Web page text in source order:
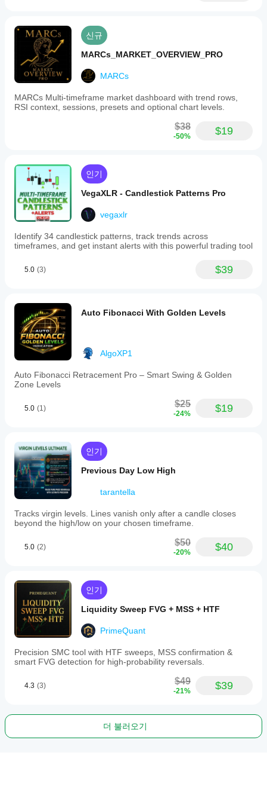
신규
MARCs_MARKET_OVERVIEW_PRO
MARCs
MARCs Multi-timeframe market dashboard with trend rows,
RSI context, sessions, presets and optional chart levels.
$38
-50% $19
인기
VegaXLR - Candlestick Patterns Pro
vegaxlr
Identify 34 candlestick patterns, track trends across
timeframes, and get instant alerts with this powerful trading tool
5.0 (3) $39
Auto Fibonacci With Golden Levels
AlgoXP1
Auto Fibonacci Retracement Pro – Smart Swing & Golden
Zone Levels
5.0 (1) $25
-24% $19
인기
Previous Day Low High
tarantella
Tracks virgin levels. Lines vanish only after a candle closes
beyond the high/low on your chosen timeframe.
5.0 (2) $50
-20% $40
인기
Liquidity Sweep FVG + MSS + HTF
PrimeQuant
Precision SMC tool with HTF sweeps, MSS confirmation &
smart FVG detection for high-probability reversals.
4.3 (3) $49
-21% $39
더 불러오기